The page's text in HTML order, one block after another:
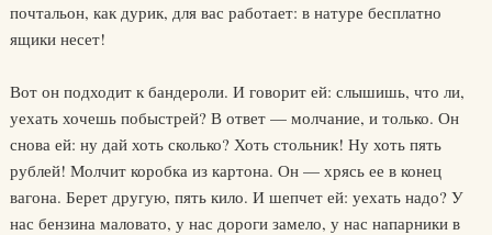
почтальон, как дурик, для вас работает: в натуре бесплатно
ящики несет!
Вот он подходит к бандероли. И говорит ей: слышишь, что ли,
уехать хочешь побыстрей? В ответ — молчание, и только. Он
снова ей: ну дай хоть сколько? Хоть стольник! Ну хоть пять
рублей! Молчит коробка из картона. Он — хрясь ее в конец
вагона. Берет другую, пять кило. И шепчет ей: уехать надо? У
нас бензина маловато, у нас дороги замело, у нас напарники в